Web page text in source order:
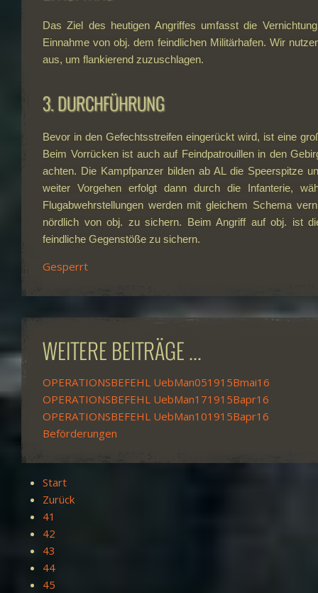
Das Ziel des heutigen Angriffes umfasst die
Einnahme von obj. dem feindlichen Militärhafen. Wir
aus, um flankierend zuzuschlagen.
3. DURCHFÜHRUNG
Bevor in den Gefechtsstreifen eingerückt wird, ist eine
Beim Vorrücken ist auch auf Feindpatrouillen in den
achten. Die Kampfpanzer bilden ab AL die Speerspitze
weiter Vorgehen erfolgt dann durch die Infanterie,
Flugabwehrstellungen werden mit gleichem Schema
nördlich von obj. zu sichern. Beim Angriff auf obj. ist
feindliche Gegenstöße zu sichern.
Gesperrt
WEITERE BEITRÄGE ...
OPERATIONSBEFEHL UebMan051915Bmai16
OPERATIONSBEFEHL UebMan171915Bapr16
OPERATIONSBEFEHL UebMan101915Bapr16
Beförderungen
Start
Zurück
41
42
43
44
45